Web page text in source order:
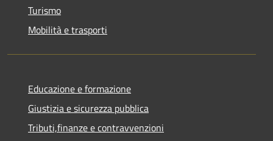
Turismo
Mobilità e trasporti
Educazione e formazione
Giustizia e sicurezza pubblica
Tributi,finanze e contravvenzioni